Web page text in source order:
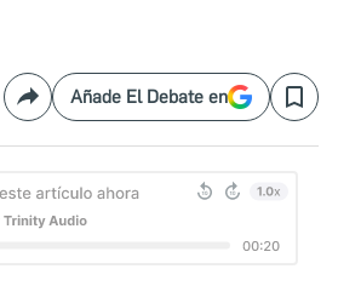
CompartirAñade El Debate en Save